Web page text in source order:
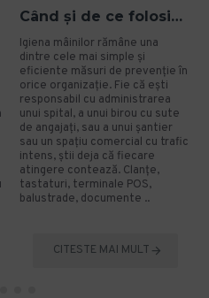
Când și de ce folosim gelul dezinfectant? Ghid aplicat pentru organizații
Igiena mâinilor rămâne una
dintre cele mai simple și
eficiente măsuri de prevenție în
orice organizație. Fie că ești
responsabil cu administrarea
unui spital, a unui birou cu sute
de angajați, sau a unui șantier
sau un spațiu comercial cu trafic
intens, știi deja că fiecare
atingere contează. Clanțe,
tastaturi, terminale POS,
balustrade, documente ..
CITESTE MAI MULT